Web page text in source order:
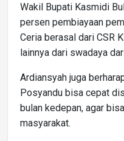
Wakil Bupati Kasmidi
persen pembiayaan
Ceria berasal dari CSR
lainnya dari swadaya
Ardiansyah juga
Posyandu bisa cepat
bulan kedepan, agar
masyarakat.